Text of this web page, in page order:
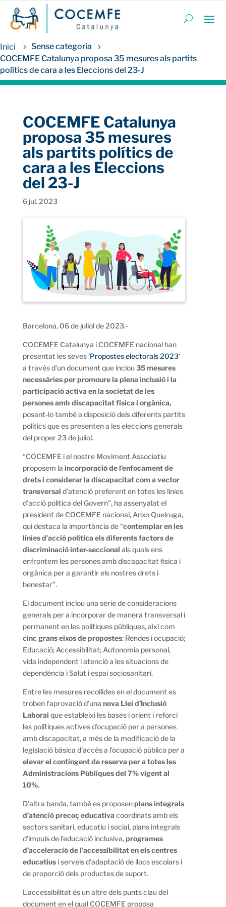
Sense categoria
COCEMFE Catalunya proposa 35 mesures als partits
polítics de cara a les Eleccions del 23-J
COCEMFE Catalunya
proposa 35 mesures
als partits polítics de
cara a les Eleccions
del 23-J
6 jul. 2023
Barcelona, 06 de juliol de 2023.-
COCEMFE Catalunya i COCEMFE nacional han
presentat les seves‘Propostes electorals 2023’
a través d’un document que inclou35 mesures
necessàries per promoure la plena inclusió i la
participació activa en la societat de les
persones amb discapacitat física i orgànica,
posant-lo també a disposició dels diferents partits
polítics que es presenten a les eleccions generals
del proper 23 de juliol.
“COCEMFE i el nostre Moviment Associatiu
proposem la incorporació de l’enfocament de
drets i considerar la discapacitat com a vector
transversal d’atenció preferent en totes les línies
d’acció política del Govern”, ha assenyalat el
president de COCEMFE nacional, Anxo Queiruga,
qui destaca la importància de “contemplar en les
línies d’acció política els diferents factors de
discriminació inter-seccional als quals ens
enfrontem les persones amb discapacitat física i
orgànica per a garantir els nostres drets i
benestar”.
El document inclou una sèrie de consideracions
generals per a incorporar de manera transversal i
permanent en les polítiques públiques, així com
cinc grans eixos de propostes: Rendes i ocupació;
Educació; Accessibilitat; Autonomia personal,
vida independent i atenció a les situacions de
dependència i Salut i espai sociosanitari.
Entre les mesures recollides en el document es
troben l’aprovació d’una nova Llei d’Inclusió
Laboral que estableixi les bases i orient i reforci
les polítiques actives d’ocupació per a persones
amb discapacitat, a més de la modificació de la
legislació bàsica d’accés a l’ocupació pública per a
elevar el contingent de reserva per a totes les
Administracions Públiques del 7% vigent al
10%.
D’altra banda, també es proposenplans integrals
d’atenció precoç educativa coordinats amb els
sectors sanitari, educatiu i social, plans integrals
d’impuls de l’educació inclusiva,programes
d’acceleració de l’accessibilitat en els centres
educatiusi serveis d’adaptació de llocs escolars i
de proporció dels productes de suport.
L’accessibilitat és un altre dels punts clau del
document en el qual COCEMFE proposa